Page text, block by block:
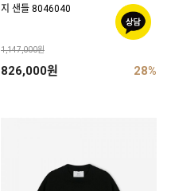
지 샌들 8046040
1,147,000원
826,000원 28%